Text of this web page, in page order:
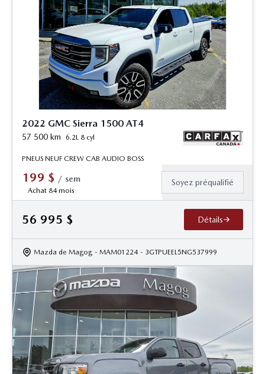
2022 GMC Sierra 1500 AT4
57 500 km 6.2L 8 cyl
PNEUS NEUF CREW CAB AUDIO BOSS
199 $ / sem
Achat 84 mois
Soyez préqualifié
56 995 $ Détails
Mazda de Magog - MAM01224 - 3GTPUEEL5NG537999